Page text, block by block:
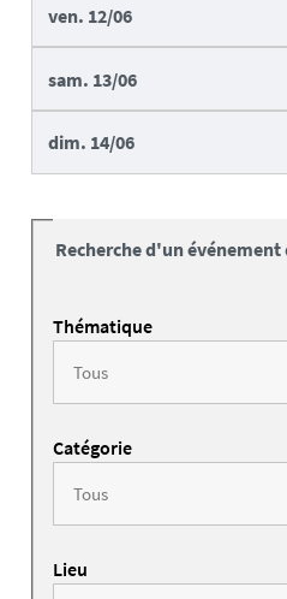
ven. 12/06
sam. 13/06
dim. 14/06
Recherche d'un
Thématique
Catégorie
Lieu